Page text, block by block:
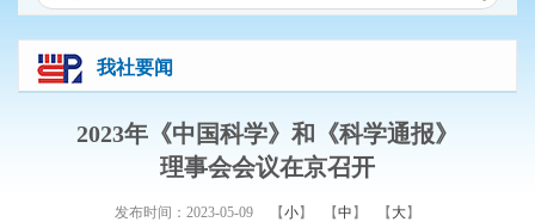
我社要闻
2023年《中国科学》和《科学通报》
理事会会议在京召开
发布时间：2023-05-09 【小】 【中】 【大】